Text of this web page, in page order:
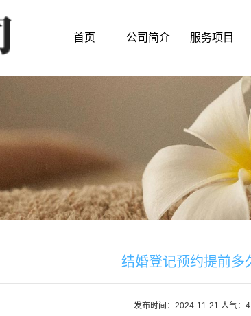
首页 公司简介 服务项目
结婚登记预约提前多
发布时间：2024-11-21 人气：